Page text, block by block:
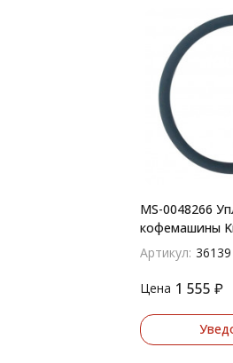
MS-0048266
кофемашины
УПЛК035
Артикул: 36139
Цена 1 555 ₽